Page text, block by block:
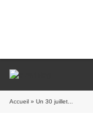
Accueil » Un 30 juillet...